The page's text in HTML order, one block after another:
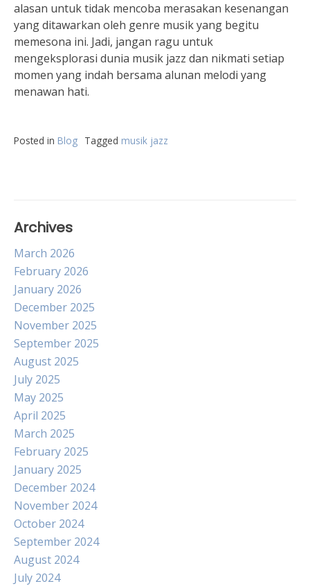
alasan untuk tidak mencoba merasakan kesenangan
yang ditawarkan oleh genre musik yang begitu
memesona ini. Jadi, jangan ragu untuk
mengeksplorasi dunia musik jazz dan nikmati setiap
momen yang indah bersama alunan melodi yang
menawan hati.
Posted in Blog Tagged musik jazz
Archives
March 2026
February 2026
January 2026
December 2025
November 2025
September 2025
August 2025
July 2025
May 2025
April 2025
March 2025
February 2025
January 2025
December 2024
November 2024
October 2024
September 2024
August 2024
July 2024